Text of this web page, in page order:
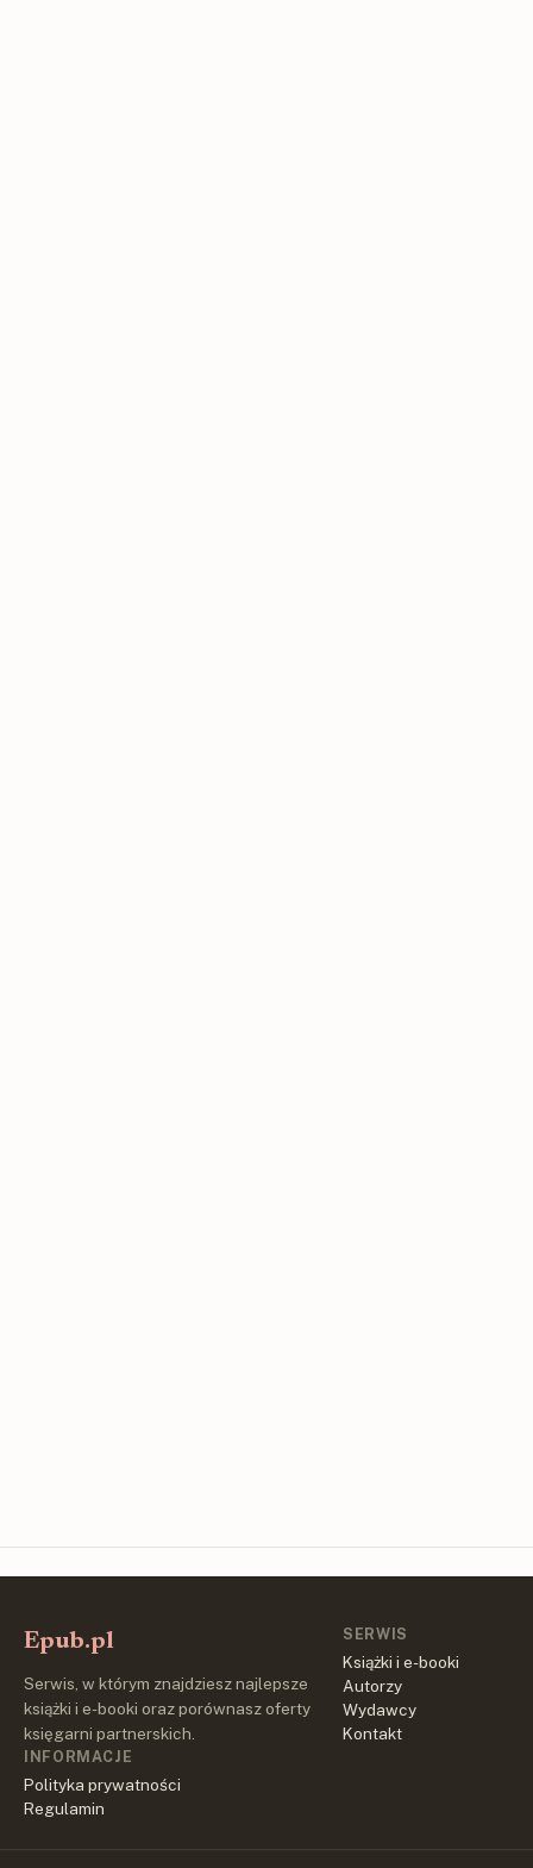
Epub.pl
Serwis, w którym znajdziesz najlepsze
książki i e-booki oraz porównasz oferty
księgarni partnerskich.
SERWIS
Książki i e-booki
Autorzy
Wydawcy
Kontakt
INFORMACJE
Polityka prywatności
Regulamin